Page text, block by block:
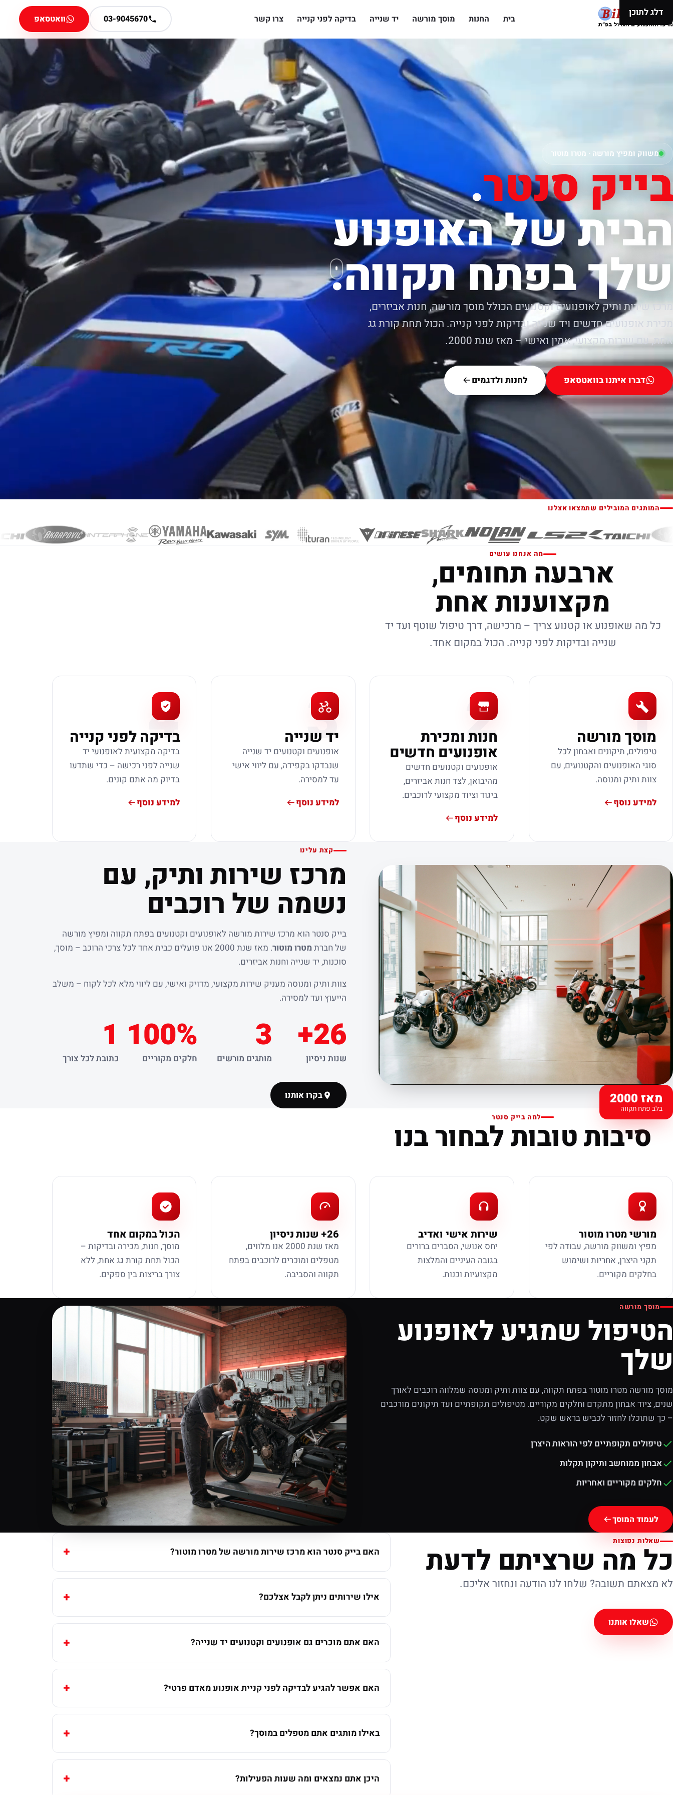
דלג לתוכן
בית החנות מוסך מורשה יד שנייה בדיקה לפני קנייה צרו קשר 03-9045670 וואטסאפ
משווק ומפיץ מורשה · מטרו מוטור
בייק סנטר.
הבית של האופנוע
שלך בפתח תקווה.
מרכז שירות ותיק לאופנועים וקטנועים הכולל מוסך מורשה, חנות אביזרים,
מכירת אופנועים חדשים ויד שנייה ובדיקות לפני קנייה. הכול תחת קורת גג
אחת, עם שירות מקצועי, אמין ואישי – מאז שנת 2000.
דברו איתנו בוואטסאפ לחנות ולדגמים
המותגים המובילים שתמצאו אצלנו
מה אנחנו עושים
ארבעה תחומים,
מקצוענות אחת
כל מה שאופנוע או קטנוע צריך – מרכישה, דרך טיפול שוטף ועד יד
שנייה ובדיקות לפני קנייה. הכול במקום אחד.
1
מוסך מורשה
טיפולים, תיקונים ואבחון לכל
סוגי האופנועים והקטנועים, עם
צוות ותיק ומנוסה.
למידע נוסף
2
חנות ומכירת
אופנועים חדשים
אופנועים וקטנועים חדשים
מהיבואן, לצד חנות אביזרים,
ביגוד וציוד מקצועי לרוכבים.
למידע נוסף
3
יד שנייה
אופנועים וקטנועים יד שנייה
שנבדקו בקפידה, עם ליווי אישי
עד למסירה.
למידע נוסף
4
בדיקה לפני קנייה
בדיקה מקצועית לאופנועי יד
שנייה לפני רכישה – כדי שתדעו
בדיוק מה אתם קונים.
למידע נוסף
מאז 2000
בלב פתח תקווה
קצת עלינו
מרכז שירות ותיק, עם
נשמה של רוכבים
בייק סנטר הוא מרכז שירות מורשה לאופנועים וקטנועים בפתח תקווה ומפיץ מורשה
של חברת מטרו מוטור
. מאז שנת 2000 אנו פועלים כבית אחד לכל צרכי הרוכב – מוסך,
סוכנות, יד שנייה וחנות אביזרים.
צוות ותיק ומנוסה מעניק שירות מקצועי, מדויק ואישי, עם ליווי מלא לכל לקוח – משלב
הייעוץ ועד למסירה.
26+
שנות ניסיון
3
מותגים מורשים
100%
חלקים מקוריים
1
כתובת לכל צורך
בקרו אותנו
למה בייק סנטר
סיבות טובות לבחור בנו
מורשי מטרו מוטור
מפיץ ומשווק מורשה, עבודה לפי
תקני היצרן, אחריות ושימוש
בחלקים מקוריים.
שירות אישי ואדיב
יחס אנושי, הסברים ברורים
בגובה העיניים והמלצות
מקצועיות וכנות.
26+ שנות ניסיון
מאז שנת 2000 אנו מלווים,
מטפלים ומוכרים לרוכבים בפתח
תקווה והסביבה.
הכול במקום אחד
מוסך, חנות, מכירה ובדיקות –
הכול תחת קורת גג אחת, ללא
צורך בריצות בין ספקים.
מוסך מורשה
הטיפול שמגיע לאופנוע
שלך
מוסך מורשה מטרו מוטור בפתח תקווה, עם צוות ותיק ומנוסה שמלווה רוכבים לאורך
שנים, ציוד אבחון מתקדם וחלקים מקוריים. מטיפולים תקופתיים ועד תיקונים מורכבים
– כך שתוכלו לחזור לכביש בראש שקט.
טיפולים תקופתיים לפי הוראות היצרן
אבחון ממוחשב ותיקון תקלות
חלקים מקוריים ואחריות
לעמוד המוסך
שאלות נפוצות
כל מה שרציתם לדעת
לא מצאתם תשובה? שלחו לנו הודעה ונחזור אליכם.
שאלו אותנו
האם בייק סנטר הוא מרכז שירות מורשה של מטרו מוטור?
אילו שירותים ניתן לקבל אצלכם?
האם אתם מוכרים גם אופנועים וקטנועים יד שנייה?
האם אפשר להגיע לבדיקה לפני קניית אופנוע מאדם פרטי?
באילו מותגים אתם מטפלים במוסך?
היכן אתם נמצאים ומה שעות הפעילות?